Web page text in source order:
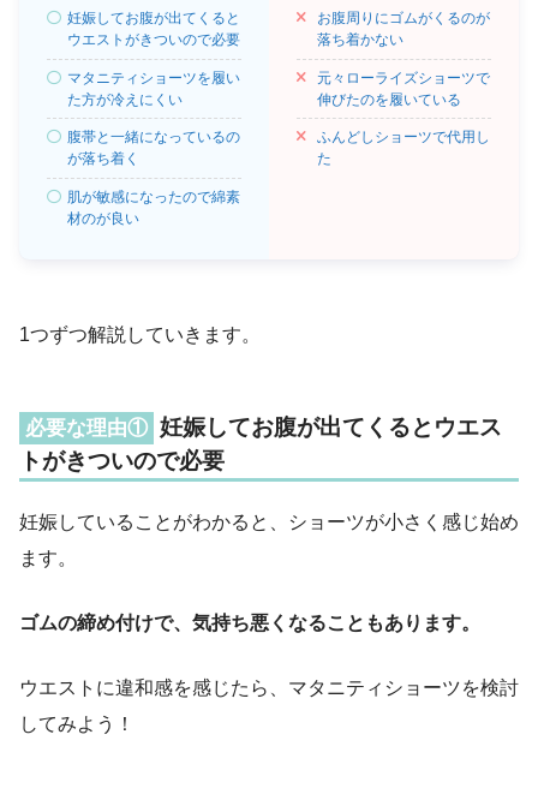
妊娠してお腹が出てくると
ウエストがきついので必要
マタニティショーツを履い
た方が冷えにくい
腹帯と一緒になっているの
が落ち着く
肌が敏感になったので綿素
材のが良い
お腹周りにゴムがくるのが
落ち着かない
元々ローライズショーツで
伸びたのを履いている
ふんどしショーツで代用し
た
1つずつ解説していきます。
必要な理由① 妊娠してお腹が出てくるとウエス
トがきついので必要
妊娠していることがわかると、ショーツが小さく感じ始め
ます。
ゴムの締め付けで、気持ち悪くなることもあります。
ウエストに違和感を感じたら、マタニティショーツを検討
してみよう！